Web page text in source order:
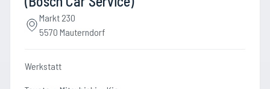
Markt 230
5570 Mauterndorf
Werkstatt